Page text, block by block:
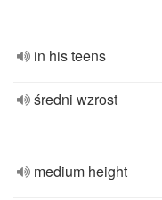
in his teens
średni wzrost
medium height